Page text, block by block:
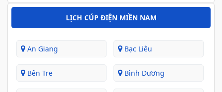
LỊCH CÚP ĐIỆN MIỀN NAM
An Giang Bạc Liêu
Bến Tre Bình Dương